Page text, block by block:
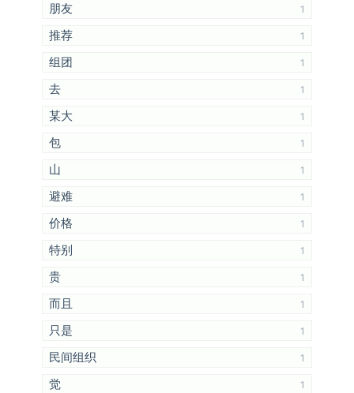
朋友 1
推荐 1
组团 1
去 1
某大 1
包 1
山 1
避难 1
价格 1
特别 1
贵 1
而且 1
只是 1
民间组织 1
觉 1